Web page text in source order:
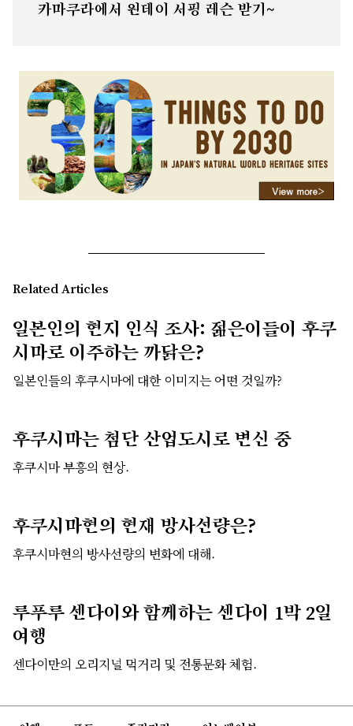
카마쿠라에서 원데이 서핑 레슨 받기~
Related Articles
일본인의 현지 인식 조사: 젊은이들이 후쿠
시마로 이주하는 까닭은?
일본인들의 후쿠시마에 대한 이미지는 어떤 것일까?
후쿠시마는 첨단 산업도시로 변신 중
후쿠시마 부흥의 현상.
후쿠시마현의 현재 방사선량은?
후쿠시마현의 방사선량의 변화에 대해.
루푸루 센다이와 함께하는 센다이 1박 2일
여행
센다이만의 오리지널 먹거리 및 전통문화 체험.